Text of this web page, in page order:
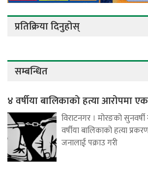
प्रतिक्रिया दिनुहोस्
सम्बन्धित
४ वर्षीया बालिकाको हत्या आरोपमा
विराटनगर । मोरङको
वर्षीया बालिकाको हत्या
जनालाई पक्राउ गरी